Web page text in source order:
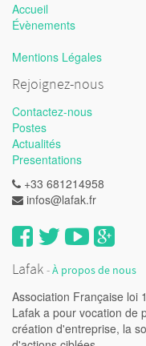
Accueil
Évènements
Mentions Légales
Rejoignez-nous
Contactez-nous
Postes
Actualités
Presentations
+33 681214958
infos@lafak.fr
Lafak -À propos de nous
Association Française loi
Lafak a pour vocation de
création d'entreprise, la